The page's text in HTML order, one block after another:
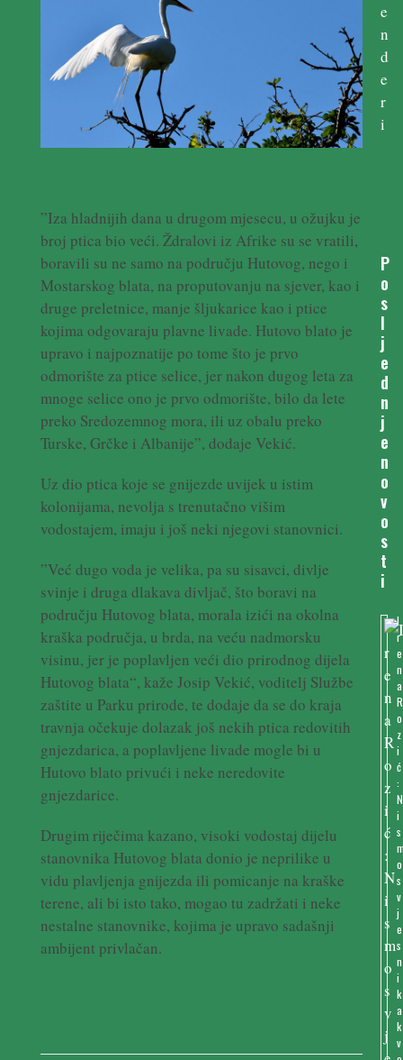
”Iza hladnijih dana u drugom mjesecu, u ožujku je
broj ptica bio veći. Ždralovi iz Afrike su se vratili,
boravili su ne samo na području Hutovog, nego i
Mostarskog blata, na proputovanju na sjever, kao i
druge preletnice, manje šljukarice kao i ptice
kojima odgovaraju plavne livade. Hutovo blato je
upravo i najpoznatije po tome što je prvo
odmorište za ptice selice, jer nakon dugog leta za
mnoge selice ono je prvo odmorište, bilo da lete
preko Sredozemnog mora, ili uz obalu preko
Turske, Grčke i Albanije”, dodaje Vekić.
Uz dio ptica koje se gnijezde uvijek u istim
kolonijama, nevolja s trenutačno višim
vodostajem, imaju i još neki njegovi stanovnici.
”Već dugo voda je velika, pa su sisavci, divlje
svinje i druga dlakava divljač, što boravi na
području Hutovog blata, morala izići na okolna
kraška područja, u brda, na veću nadmorsku
visinu, jer je poplavljen veći dio prirodnog dijela
Hutovog blata“, kaže Josip Vekić, voditelj Službe
zaštite u Parku prirode, te dodaje da se do kraja
travnja očekuje dolazak još nekih ptica redovitih
gnjezdarica, a poplavljene livade mogle bi u
Hutovo blato privući i neke neredovite
gnjezdarice.
Drugim riječima kazano, visoki vodostaj dijelu
stanovnika Hutovog blata donio je neprilike u
vidu plavljenja gnijezda ili pomicanje na kraške
terene, ali bi isto tako, mogao tu zadržati i neke
nestalne stanovnike, kojima je upravo sadašnji
ambijent privlačan.
e
n
d
e
r
i
P
o
s
l
j
e
d
n
j
e
n
o
v
o
s
t
i
I
r
e
n
a
R
o
z
i
ć
:
N
i
s
o
s
v
j
e
s
n
i
k
a
k
v